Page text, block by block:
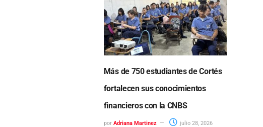
Más de 750 estudiantes de Cortés
fortalecen sus conocimientos
financieros con la CNBS
por Adriana Martinez
julio 28, 2026